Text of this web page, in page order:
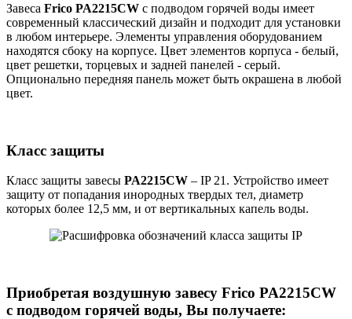
Завеса Frico PA2215CW с подводом горячей воды имеет
современный классический дизайн и подходит для установки
в любом интерьере. Элементы управления оборудованием
находятся сбоку на корпусе. Цвет элементов корпуса - белый,
цвет решетки, торцевых и задней панелей - серый.
Опционально передняя панель может быть окрашена в любой
цвет.
Класс защиты
Класс защиты завесы PA2215CW – IP 21. Устройство имеет
защиту от попадания инородных твердых тел, диаметр
которых более 12,5 мм, и от вертикальных капель воды.
Приобретая воздушную завесу Frico PA2215CW
с подводом горячей воды, Вы получаете: